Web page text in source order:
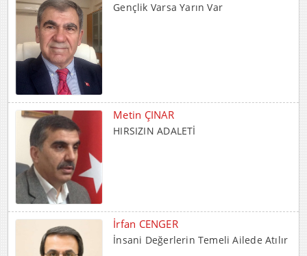
Gençlik Varsa Yarın Var
Metin ÇINAR
HIRSIZIN ADALETİ
İrfan CENGER
İnsani Değerlerin Temeli Ailede Atılır